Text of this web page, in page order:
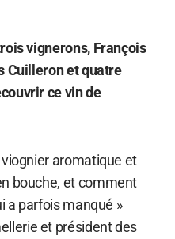
vignerons, François
Cuilleron et quatre
ce vin de
viognier aromatique et
bouche, et comment
a parfois manqué »
et président des